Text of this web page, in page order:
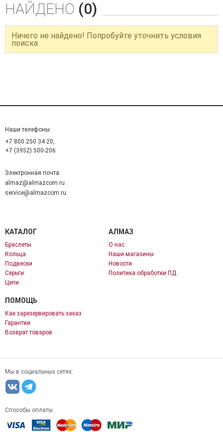
НАЙДЕНО (0)
Ничего не найдено! Попробуйте уточнить условия
поиска
Наши телефоны:
+7 800 250 34 20,
+7 (3952) 500-206
Электронная почта:
almaz@almazcom.ru
service@almazcom.ru
КАТАЛОГ
Браслеты
Кольца
Подвески
Серьги
Цепи
АЛМАЗ
О нас
Наши магазины
Новости
Политика обработки ПД
ПОМОЩЬ
Как зарезервировать заказ
Гарантии
Возврат товаров
Мы в социальных сетях:
Способы оплаты